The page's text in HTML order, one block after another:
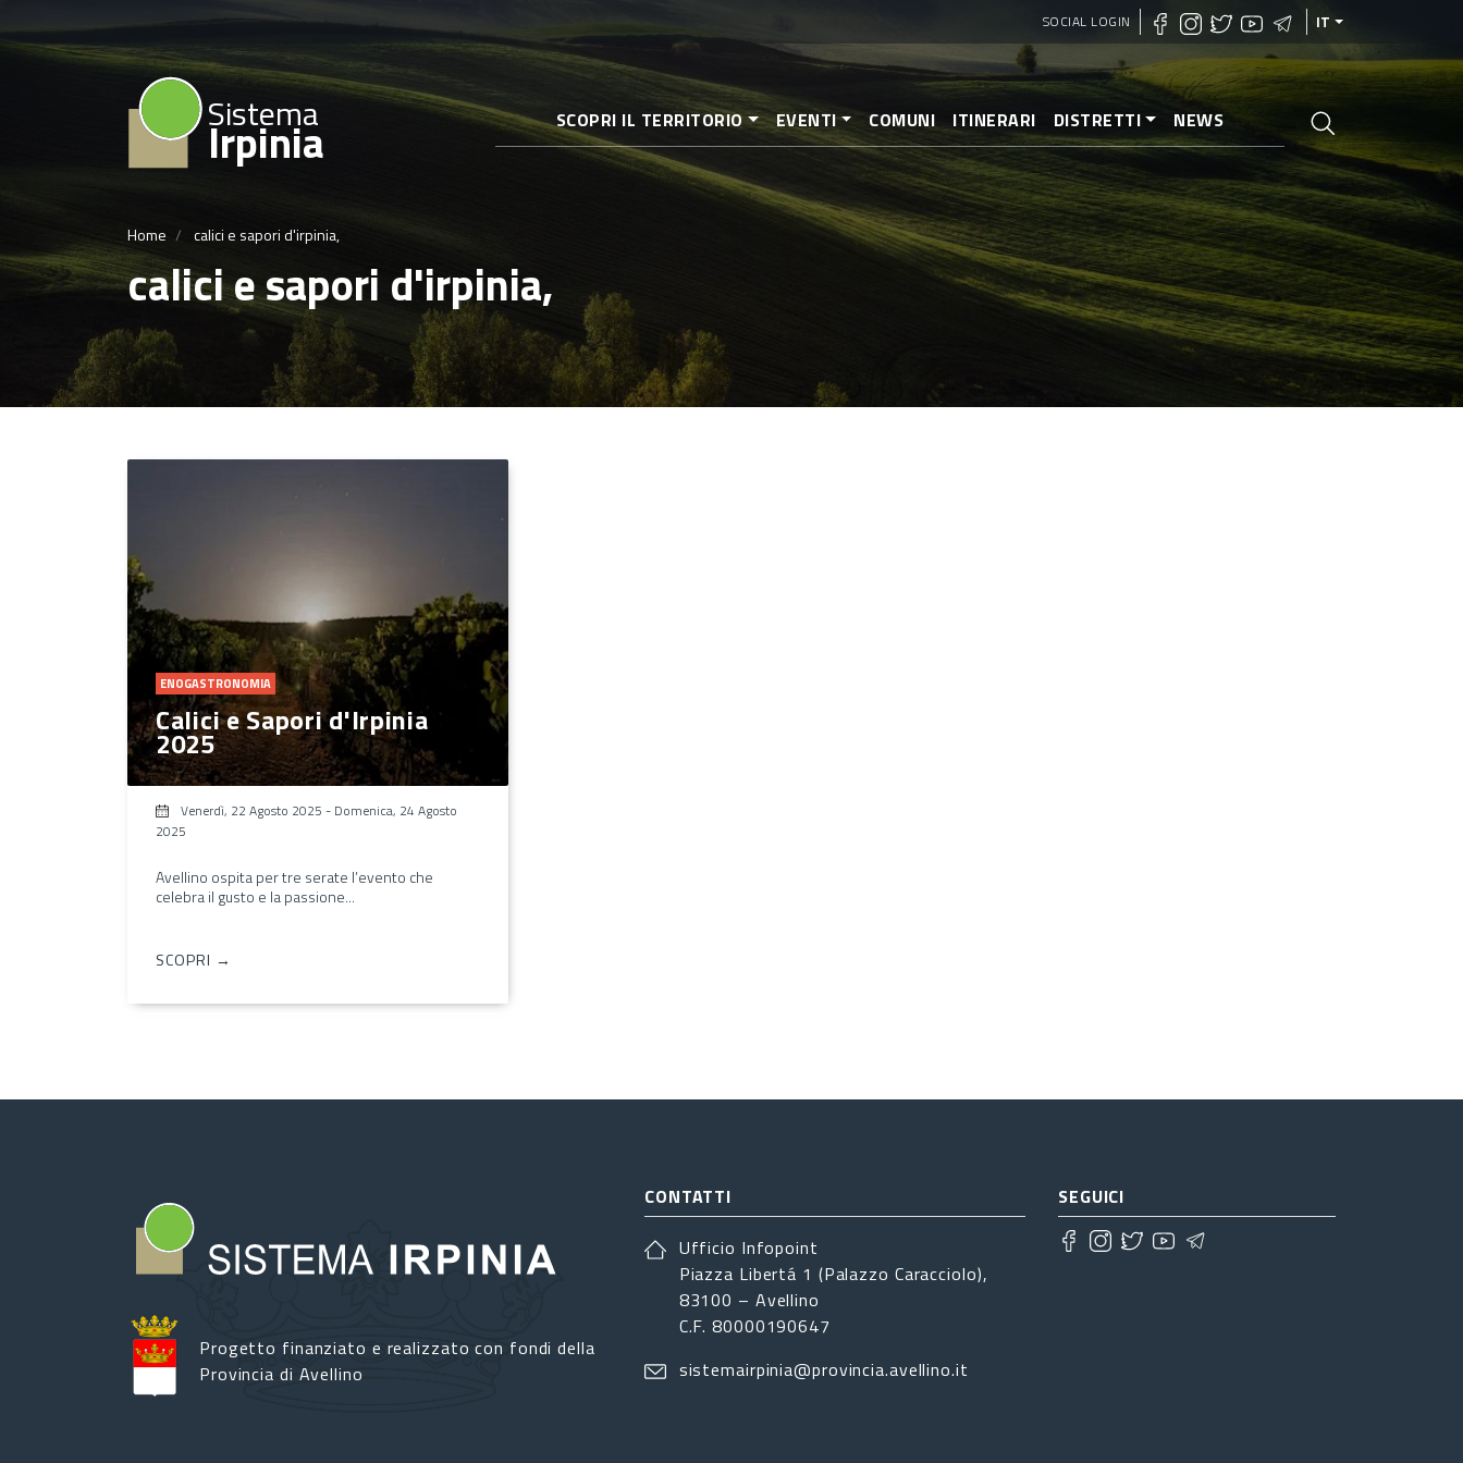
al
contenuto
principale
SOCIAL LOGIN IT
Sistema
Irpinia SCOPRI IL TERRITORIO EVENTI COMUNI ITINERARI DISTRETTI NEWS
Home calici e sapori d'irpinia,
calici e sapori d'irpinia,
ENOGASTRONOMIA
Calici e Sapori d'Irpinia
2025
Venerdì, 22 Agosto 2025 - Domenica, 24 Agosto
2025
Avellino ospita per tre serate l’evento che
celebra il gusto e la passione...
SCOPRI →
Progetto finanziato e realizzato con fondi della
Provincia di Avellino
CONTATTI
Ufficio Infopoint
Piazza Libertá 1 (Palazzo Caracciolo),
83100 – Avellino
C.F. 80000190647
sistemairpinia@provincia.avellino.it
SEGUICI